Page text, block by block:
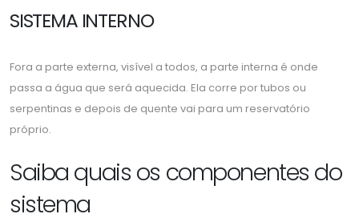
SISTEMA INTERNO
Fora a parte externa, visível a todos, a parte interna é onde
passa a água que será aquecida. Ela corre por tubos ou
serpentinas e depois de quente vai para um reservatório
próprio.
Saiba quais os componentes do
sistema